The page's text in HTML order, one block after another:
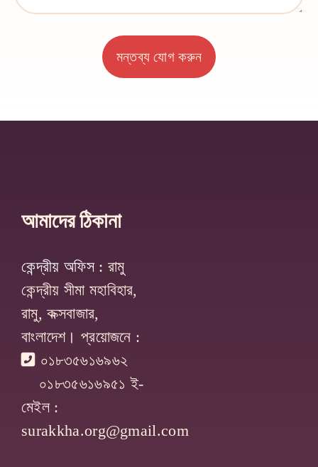
মন্তব্য যোগ করুন
আমাদের ঠিকানা
কেন্দ্রীয় অফিস : রামু
কেন্দ্রীয় সীমা মহাবিহার,
রামু, কক্সবাজার,
বাংলাদেশ। প্রয়োজনে :
০১৮৩৫৬১৬৯৬২
০১৮৩৫৬১৬৯৫১ ই-
মেইল :
surakkha.org@gmail.com